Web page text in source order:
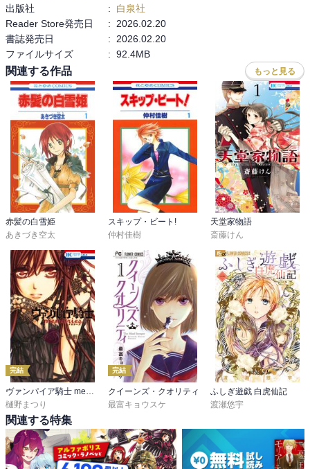
最終巻楽しみです。
出版社
:
白泉社
Reader Store発売日
:
2026.02.20
書誌発売日
:
2026.02.20
ファイルサイズ
: 92.4MB
関連する作品 もっと見る
赤髪の白雪姫
あきづき空太
スキップ・ビート!
仲村佳樹
天堂家物語
斎藤けん
完結
樋野まつり
完結
クイーンズ・クオリティ
最富キョウスケ
ふしぎ遊戯 白虎仙記
渡瀬悠宇
関連する特集